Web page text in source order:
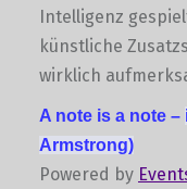
Intelligenz
künstliche
wirklich
A note is a note –
Armstrong)
Powered by